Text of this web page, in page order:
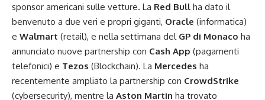
sponsor americani sulle vetture. La Red Bull ha dato il
benvenuto a due veri e propri giganti, Oracle (informatica)
e Walmart (retail), e nella settimana del GP di Monaco ha
annunciato nuove partnership con Cash App (pagamenti
telefonici) e Tezos (Blockchain). La Mercedes ha
recentemente ampliato la partnership con CrowdStrike
(cybersecurity), mentre la Aston Martin ha trovato